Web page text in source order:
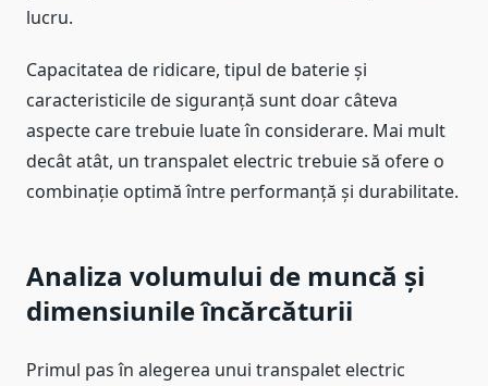
lucru.
Capacitatea de ridicare, tipul de baterie și
caracteristicile de siguranță sunt doar câteva
aspecte care trebuie luate în considerare. Mai mult
decât atât, un transpalet electric trebuie să ofere o
combinație optimă între performanță și durabilitate.
Analiza volumului de muncă și
dimensiunile încărcăturii
Primul pas în alegerea unui transpalet electric